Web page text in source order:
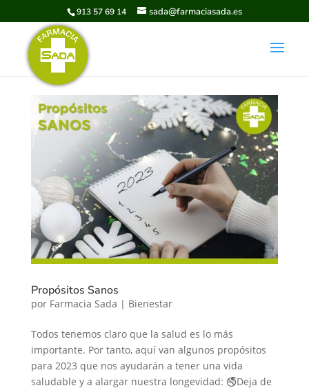
913 57 69 14 sada@farmaciasada.es
Propósitos Sanos
por Farmacia Sada | Bienestar
Todos tenemos claro que la salud es lo más
importante. Por tanto, aquí van algunos propósitos
para 2023 que nos ayudarán a tener una vida
saludable y a alargar nuestra longevidad: 🚭Deja de